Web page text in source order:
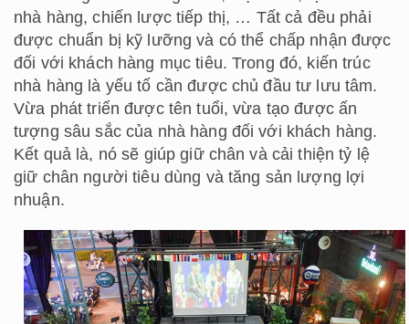
nhà hàng, chiến lược tiếp thị, … Tất cả đều phải
được chuẩn bị kỹ lưỡng và có thể chấp nhận được
đối với khách hàng mục tiêu. Trong đó, kiến trúc
nhà hàng là yếu tố cần được chủ đầu tư lưu tâm.
Vừa phát triển được tên tuổi, vừa tạo được ấn
tượng sâu sắc của nhà hàng đối với khách hàng.
Kết quả là, nó sẽ giúp giữ chân và cải thiện tỷ lệ
giữ chân người tiêu dùng và tăng sản lượng lợi
nhuận.